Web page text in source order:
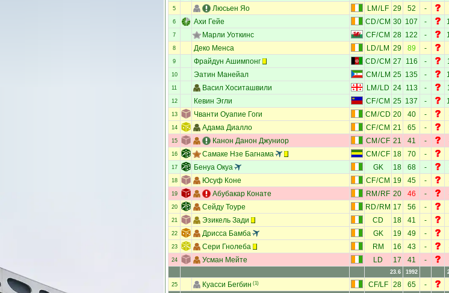
5 Люсьен Яо LM / LF 29 52 -
6 Ахи Гейе CD/CM 30 107 -
7 Марли Уоткинс CF/CM 28 122 -
8 Деко Менса LD/ LM 29 89 -
9 Фрайдун Ашимпонг CD/CM 27 116 -
10 Эатин Манейал CM /LM 25 135 -
11 Васил Хоситашвили LM / LD 24 113 -
12 Кевин Эгли CF/CM 25 137 -
13 Чванти Оуапие Гоги CM /CD 20 40 -
14 Адама Диалло CF/CM 21 65 -
15 Канон Данон Джуниор CM /CF 21 41 -
16 Самаке Нзе Багнама CM /CF 18 70 -
17 Бенуа Окуа GK 18 68 -
18 Юсуф Коне CF/CM 19 45 -
19 Абубакар Конате RM / RF 20 46 -
20 Сейду Тоуре RD/ RM 17 56 -
21 Эзикель Зади CD 18 41 -
22 Дрисса Бамба GK 19 49 -
23 Сери Гнолеба RM 16 43 -
24 Усман Мейте LD 17 41 -
23.6 1992
25 Куасси Бегбин (1) CF/LF 28 65 -